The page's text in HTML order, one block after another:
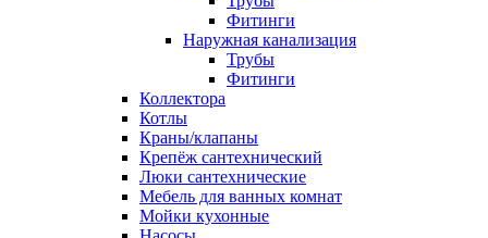
Фитинги
Наружная канализация
Трубы
Фитинги
Коллектора
Котлы
Краны/клапаны
Крепёж сантехнический
Люки сантехнические
Мебель для ванных комнат
Мойки кухонные